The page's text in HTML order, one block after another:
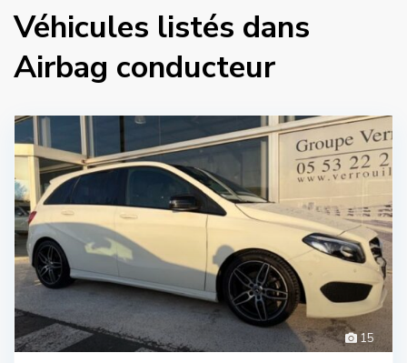
Véhicules listés dans
Airbag conducteur
15